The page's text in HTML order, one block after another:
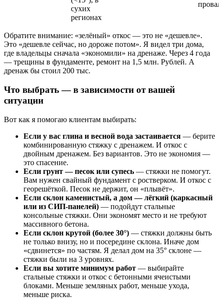
сухих
регионах
Обратите внимание: «зелёный» откос — это не «дешевле».
Это «дешевле сейчас, но дороже потом». Я видел три дома,
где владельцы сначала «экономили» на дренаже. Через 4 года
— трещины в фундаменте, ремонт на 1,5 млн. Рублей. А
дренаж бы стоил 200 тыс.
Что выбрать — в зависимости от вашей
ситуации
Вот как я помогаю клиентам выбирать:
Если у вас глина и весной вода застаивается — берите
комбинированную стяжку с дренажем. И откос с
двойным дренажем. Без вариантов. Это не экономия —
это спасение.
Если грунт — песок или супесь — стяжки не помогут.
Вам нужен свайный фундамент с ростверком. И откос с
георешёткой. Песок не держит, он «плывёт».
Если склон каменистый, а дом — лёгкий (каркасный
или из СИП-панелей) — подойдут стальные
консольные стяжки. Они экономят место и не требуют
массивного бетона.
Если склон крутой (более 30°) — стяжки должны быть
не только внизу, но и посередине склона. Иначе дом
«сдвинется» по частям. Я делал дом на 35° склоне —
стяжки были на 3 уровнях.
Если вы хотите минимум работ — выбирайте
стальные стяжки и откос с бетонными ячеистыми
блоками. Меньше земляных работ, меньше ухода,
меньше риска.